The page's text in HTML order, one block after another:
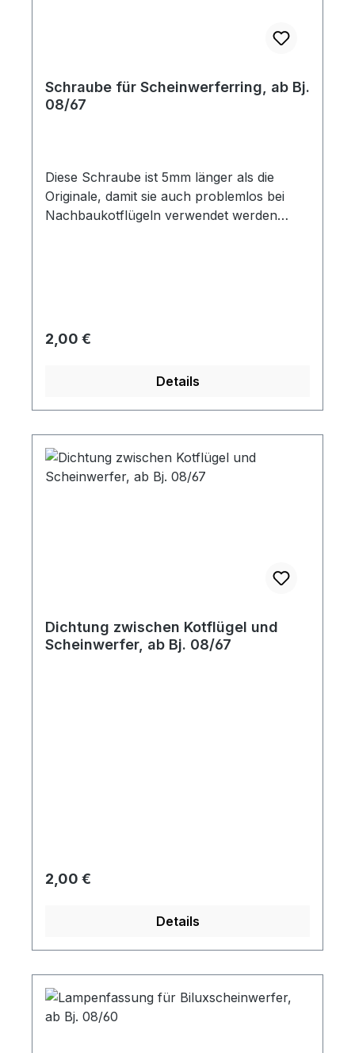
Schraube für Scheinwerferring, ab Bj.
08/67
Diese Schraube ist 5mm länger als die
Originale, damit sie auch problemlos bei
Nachbaukotflügeln verwendet werden
Regulärer Preis:
2,00 €
Details
Dichtung zwischen Kotflügel und
Scheinwerfer, ab Bj. 08/67
Regulärer Preis:
2,00 €
Details